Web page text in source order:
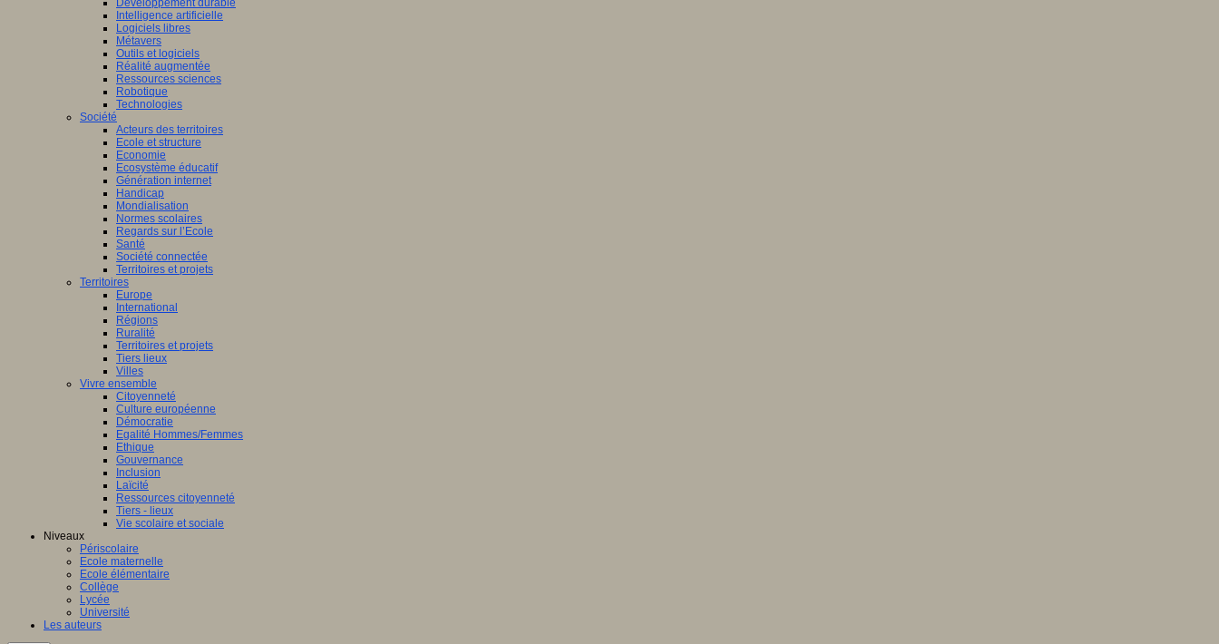
Développement durable
Intelligence artificielle
Logiciels libres
Métavers
Outils et logiciels
Réalité augmentée
Ressources sciences
Robotique
Technologies
Société
Acteurs des territoires
Ecole et structure
Economie
Ecosystème éducatif
Génération internet
Handicap
Mondialisation
Normes scolaires
Regards sur l’Ecole
Santé
Société connectée
Territoires et projets
Territoires
Europe
International
Régions
Ruralité
Territoires et projets
Tiers lieux
Villes
Vivre ensemble
Citoyenneté
Culture européenne
Démocratie
Egalité Hommes/Femmes
Ethique
Gouvernance
Inclusion
Laïcité
Ressources citoyenneté
Tiers - lieux
Vie scolaire et sociale
Niveaux
Périscolaire
Ecole maternelle
Ecole élémentaire
Collège
Lycée
Université
Les auteurs